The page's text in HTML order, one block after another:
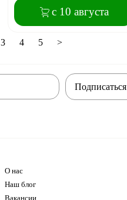
с 10 августа
3 4 5 >
Подписаться
О нас
Наш блог
Вакансии